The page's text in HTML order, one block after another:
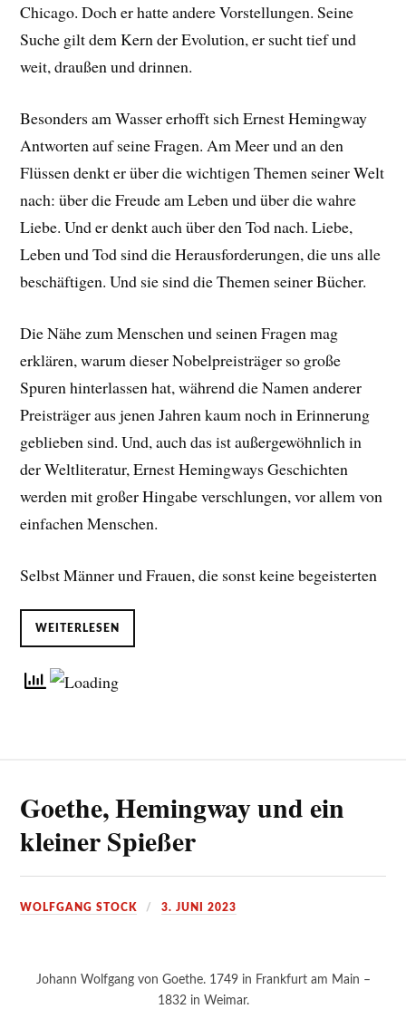
Chicago. Doch er hatte andere Vorstellungen. Seine
Suche gilt dem Kern der Evolution, er sucht tief und
weit, draußen und drinnen.
Besonders am Wasser erhofft sich Ernest Hemingway
Antworten auf seine Fragen. Am Meer und an den
Flüssen denkt er über die wichtigen Themen seiner Welt
nach: über die Freude am Leben und über die wahre
Liebe. Und er denkt auch über den Tod nach. Liebe,
Leben und Tod sind die Herausforderungen, die uns alle
beschäftigen. Und sie sind die Themen seiner Bücher.
Die Nähe zum Menschen und seinen Fragen mag
erklären, warum dieser Nobelpreisträger so große
Spuren hinterlassen hat, während die Namen anderer
Preisträger aus jenen Jahren kaum noch in Erinnerung
geblieben sind. Und, auch das ist außergewöhnlich in
der Weltliteratur, Ernest Hemingways Geschichten
werden mit großer Hingabe verschlungen, vor allem von
einfachen Menschen.
Selbst Männer und Frauen, die sonst keine begeisterten
WEITERLESEN
Goethe, Hemingway und ein
kleiner Spießer
WOLFGANG STOCK 3. JUNI 2023
Johann Wolfgang von Goethe. 1749 in Frankfurt am Main –
1832 in Weimar.